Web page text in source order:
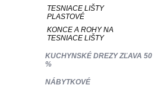
TESNIACE LIŠTY
PLASTOVÉ
KONCE A ROHY NA
TESNIACE LIŠTY
KUCHYNSKÉ DREZY ZĽAVA 50
%
NÁBYTKOVÉ